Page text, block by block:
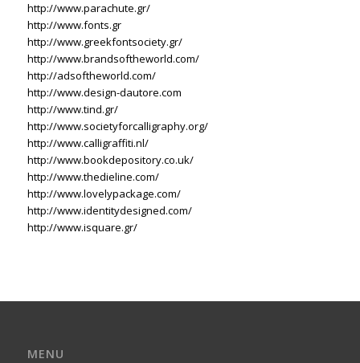
http://www.parachute.gr/
http://www.fonts.gr
http://www.greekfontsociety.gr/
http://www.brandsoftheworld.com/
http://adsoftheworld.com/
http://www.design-dautore.com
http://www.tind.gr/
http://www.societyforcalligraphy.org/
http://www.calligraffiti.nl/
http://www.bookdepository.co.uk/
http://www.thedieline.com/
http://www.lovelypackage.com/
http://www.identitydesigned.com/
http://www.isquare.gr/
MENU